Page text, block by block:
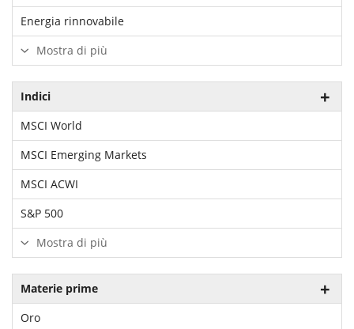
Energia rinnovabile
Mostra di più
Indici
MSCI World
MSCI Emerging Markets
MSCI ACWI
S&P 500
Mostra di più
Materie prime
Oro